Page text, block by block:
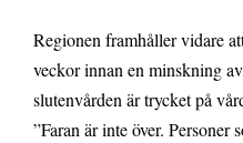
Regionen framhåller vidare
veckor innan en minskning
slutenvården är trycket på
”Faran är inte över. Personer